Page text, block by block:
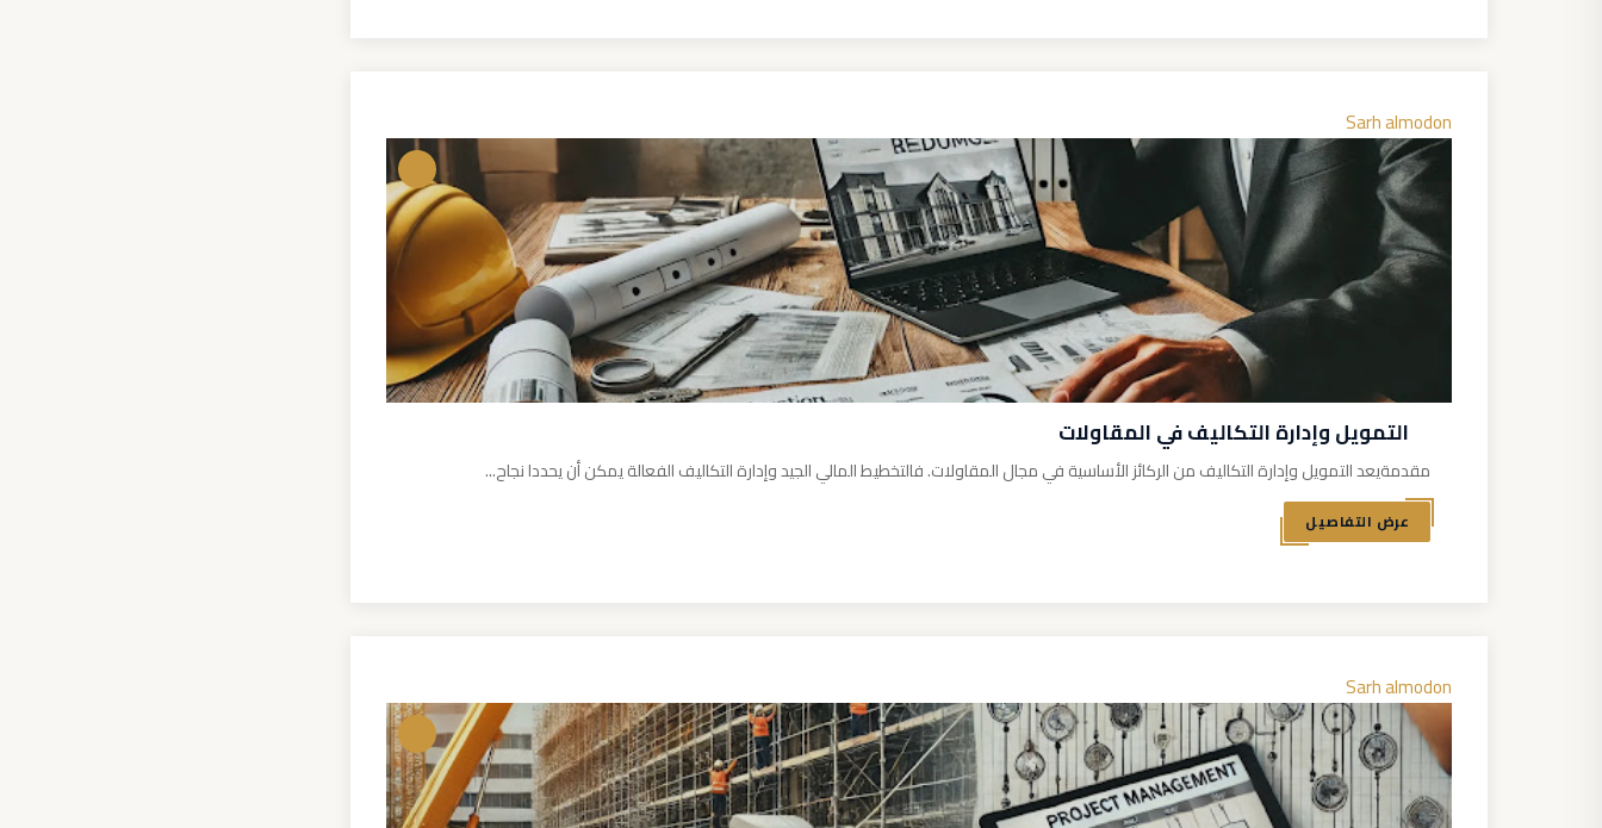
Sarh almodon
التمويل وإدارة التكاليف في المقاولات
مقدمةيعد التمويل وإدارة التكاليف من الركائز الأساسية في مجال المقاولات. فالتخطيط المالي الجيد وإدارة التكاليف الفعالة يمكن أن يحددا نجاح...
عرض التفاصيل
Sarh almodon